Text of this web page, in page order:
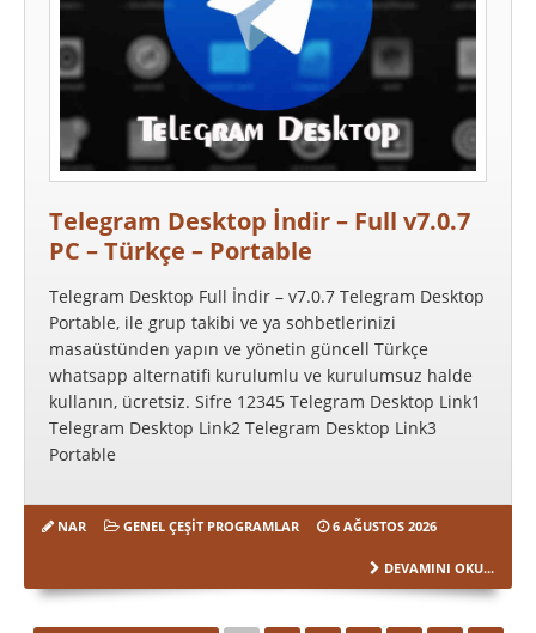
Telegram Desktop İndir – Full v7.0.7
PC – Türkçe – Portable
Telegram Desktop Full İndir – v7.0.7 Telegram Desktop
Portable, ile grup takibi ve ya sohbetlerinizi
masaüstünden yapın ve yönetin güncell Türkçe
whatsapp alternatifi kurulumlu ve kurulumsuz halde
kullanın, ücretsiz. Sifre 12345 Telegram Desktop Link1
Telegram Desktop Link2 Telegram Desktop Link3
Portable
NAR GENEL ÇEŞIT PROGRAMLAR 6 AĞUSTOS 2026
DEVAMINI OKU...